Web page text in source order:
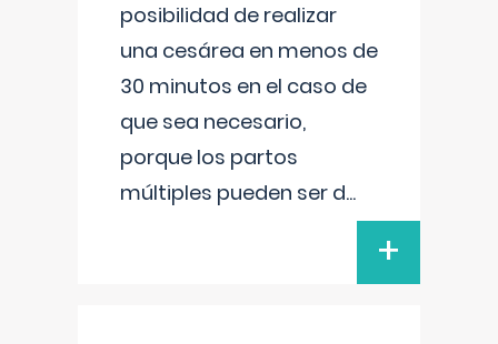
posibilidad de realizar
una cesárea en menos de
30 minutos en el caso de
que sea necesario,
porque los partos
múltiples pueden ser d...
+